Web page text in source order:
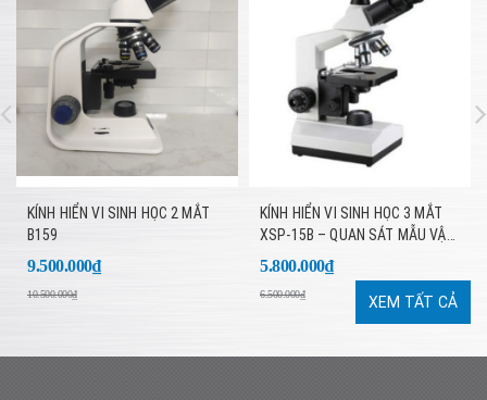
KÍNH HIỂN VI SINH HỌC 2 MẮT
B159
9.500.000₫
10.500.000₫
KÍNH HIỂN VI SINH HỌC 3 MẮT
XSP-15B – QUAN SÁT MẪU VẬT
CHUYÊN SÂU, HÌNH ẢNH SẮC
5.800.000₫
6.500.000₫ XEM TẤT CẢ